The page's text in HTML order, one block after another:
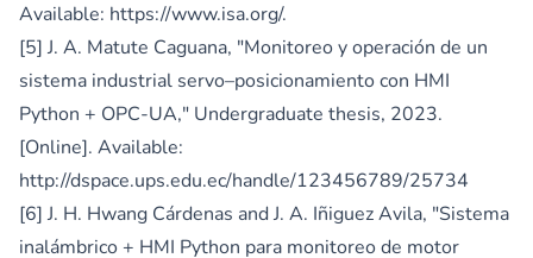
Available: https://www.isa.org/.
[5] J. A. Matute Caguana, "Monitoreo y operación de un
sistema industrial servo–posicionamiento con HMI
Python + OPC-UA," Undergraduate thesis, 2023.
[Online]. Available:
http://dspace.ups.edu.ec/handle/123456789/25734
[6] J. H. Hwang Cárdenas and J. A. Iñiguez Avila, "Sistema
inalámbrico + HMI Python para monitoreo de motor